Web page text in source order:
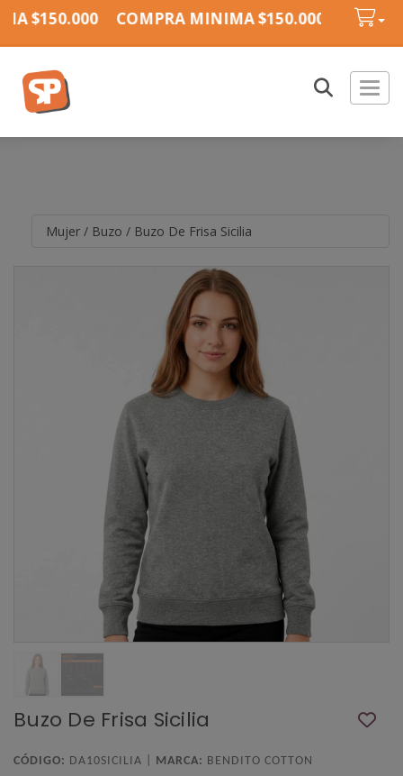
$150.000 COMPRA MINIMA $150.000
Mujer / Buzo / Buzo De Frisa Sicilia
Buzo De Frisa Sicilia
CÓDIGO: DA10SICILIA | MARCA: BENDITO COTTON